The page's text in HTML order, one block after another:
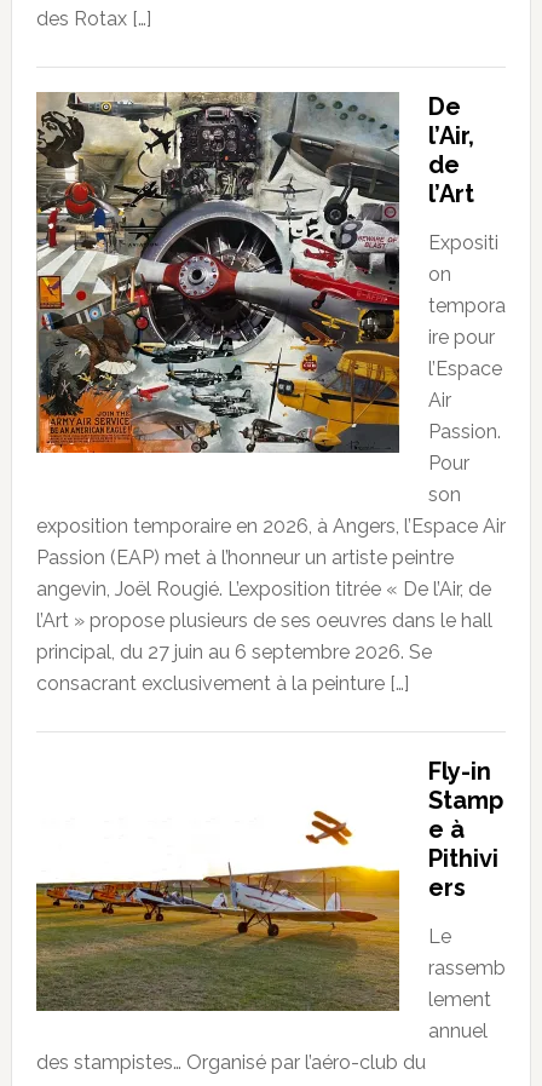
des Rotax […]
De
l’Air,
de
l’Art
Expositi
on
tempora
ire pour
l’Espace
Air
Passion.
Pour
son
exposition temporaire en 2026, à Angers, l’Espace Air
Passion (EAP) met à l’honneur un artiste peintre
angevin, Joël Rougié. L’exposition titrée « De l’Air, de
l’Art » propose plusieurs de ses oeuvres dans le hall
principal, du 27 juin au 6 septembre 2026. Se
consacrant exclusivement à la peinture […]
Fly-in
Stamp
e à
Pithivi
ers
Le
rassemb
lement
annuel
des stampistes… Organisé par l’aéro-club du